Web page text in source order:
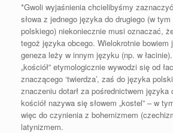
*Gwoli wyjaśnienia chcielibyśmy
słowa z jednego języka do drugiego (w
polskiego) niekoniecznie musi oznaczać,
tegoż języka obcego. Wielokrotnie bowiem
geneza leży w innym języku (np. w
„kościół” etymologicznie wywodzi się od
znaczącego ‘twierdza’, zaś do języka
znaczeniu dotarł za pośrednictwem
kościół nazywa się słowem „kostel” – w
więc do czynienia z bohemizmem
latynizmem.